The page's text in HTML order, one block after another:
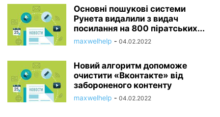
Основні пошукові системи
Рунета видалили з видач
посилання на 800 піратських...
maxwelhelp - 04.02.2022
Новий алгоритм допоможе
очистити «Вконтакте» від
забороненого контенту
maxwelhelp - 04.02.2022